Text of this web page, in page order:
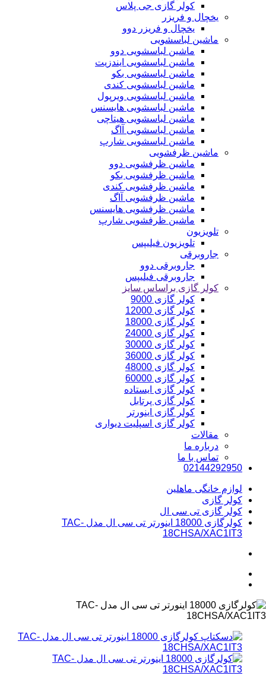
کولر گازی جی پلاس
یخچال و فریزر
یخچال و فریزر دوو
ماشین لباسشویی
ماشین لباسشویی دوو
ماشین لباسشویی ایندزیت
ماشین لباسشویی بکو
ماشین لباسشویی کندی
ماشین لباسشویی ویرپول
ماشین لباسشویی هایسنس
ماشین لباسشویی هیتاچی
ماشین لباسشویی آاگ
ماشین لباسشویی شارپ
ماشین ظرفشویی
ماشین ظرفشویی دوو
ماشین ظرفشویی بکو
ماشین ظرفشویی کندی
ماشین ظرفشویی آاگ
ماشین ظرفشویی هایسنس
ماشین ظرفشویی شارپ
تلویزیون
تلویزیون فیلیپس
جاروبرقی
جاروبرقی دوو
جاروبرقی فیلیپس
کولر گازی براساس سایز
کولر گازی 9000
کولر گازی 12000
کولر گازی 18000
کولر گازی 24000
کولر گازی 30000
کولر گازی 36000
کولر گازی 48000
کولر گازی 60000
کولر گازی ایستاده
کولر گازی پرتابل
کولر گازی اینورتر
کولر گازی اسپلیت دیواری
مقالات
درباره ما
تماس با ما
02144292950
لوازم خانگی ماهلین
کولر گازی
کولر گازی تی سی ال
کولرگازی 18000 اینورتر تی سی ال مدل TAC-
18CHSA/XAC1IT3